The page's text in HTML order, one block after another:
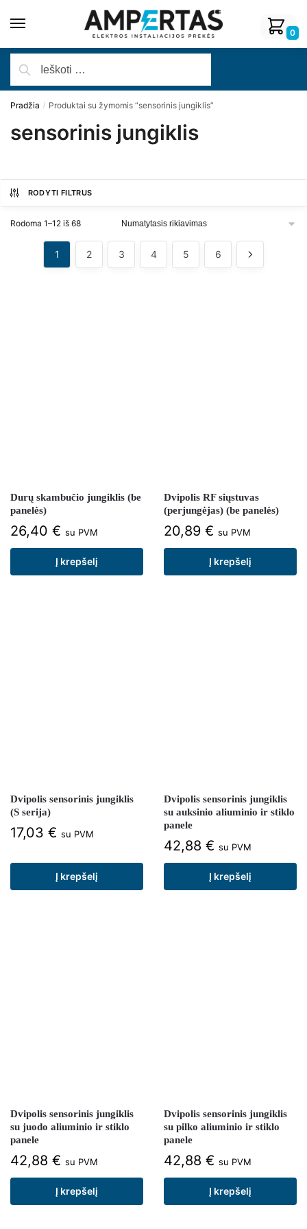
0
Pradžia / Produktai su žymomis “sensorinis jungiklis”
sensorinis jungiklis
RODYTI FILTRUS
Rodoma 1–12 iš 68
1 2 3 4 5 6
Durų skambučio jungiklis (be
panelės)
26,40 € su PVM
Į krepšelį
Dvipolis RF siųstuvas
(perjungėjas) (be panelės)
20,89 € su PVM
Į krepšelį
Dvipolis sensorinis jungiklis
(S serija)
17,03 € su PVM
Į krepšelį
Dvipolis sensorinis jungiklis
su auksinio aliuminio ir stiklo
panele
42,88 € su PVM
Į krepšelį
Dvipolis sensorinis jungiklis
su juodo aliuminio ir stiklo
panele
42,88 € su PVM
Į krepšelį
Dvipolis sensorinis jungiklis
su pilko aliuminio ir stiklo
panele
42,88 € su PVM
Į krepšelį